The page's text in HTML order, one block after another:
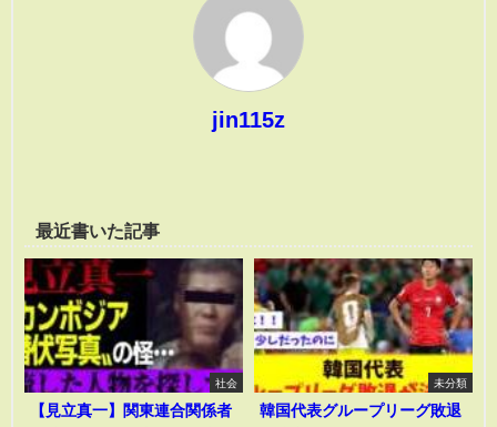
jin115z
最近書いた記事
社会
【見立真一】関東連合関係者
未分類
韓国代表グループリーグ敗退